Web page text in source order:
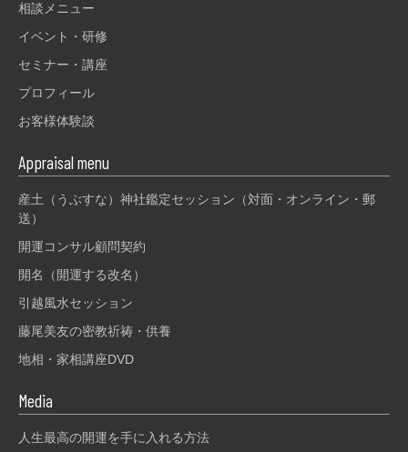
相談メニュー
イベント・研修
セミナー・講座
プロフィール
お客様体験談
Appraisal menu
産土（うぶすな）神社鑑定セッション（対面・オンライン・郵
送）
開運コンサル顧問契約
開名（開運する改名）
引越風水セッション
藤尾美友の密教祈祷・供養
地相・家相講座DVD
Media
人生最高の開運を手に入れる方法